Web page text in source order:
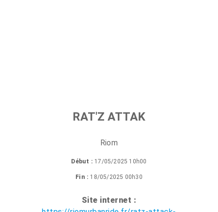
RAT'Z ATTAK
Riom
Début : 17/05/2025 10h00
Fin : 18/05/2025 00h30
Site internet :